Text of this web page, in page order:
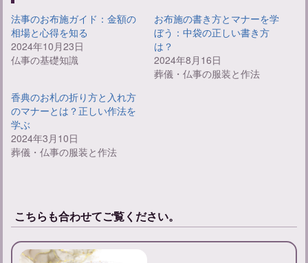
法事のお布施ガイド：金額の
相場と心得を知る
2024年10月23日
仏事の基礎知識
お布施の書き方とマナーを学
ぼう：中袋の正しい書き方
は？
2024年8月16日
葬儀・仏事の服装と作法
香典のお札の折り方と入れ方
のマナーとは？正しい作法を
学ぶ
2024年3月10日
葬儀・仏事の服装と作法
こちらも合わせてご覧ください。